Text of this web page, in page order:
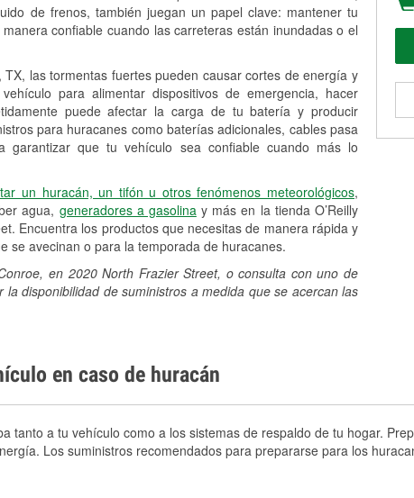
de frenos, también juegan un papel clave: mantener tu
confiable cuando las carreteras están inundadas o el
las tormentas fuertes pueden causar cortes de energía y
para alimentar dispositivos de emergencia, hacer
puede afectar la carga de tu batería y producir
para huracanes como baterías adicionales, cables pasa
que tu vehículo sea confiable cuando más lo
un huracán, un tifón u otros fenómenos meteorológicos,
agua, generadores a gasolinay más en la tienda O’Reilly
Encuentra los productos que necesitas de manera rápida y
se avecinan o para la temporada de huracanes.
en 2020 North Frazier Street, o consulta con uno de
disponibilidad de suministros a medida que se acercan las
en caso de huracán
tanto a tu vehículo como a los sistemas de respaldo de tu hogar.
Los suministros recomendados para prepararse para los